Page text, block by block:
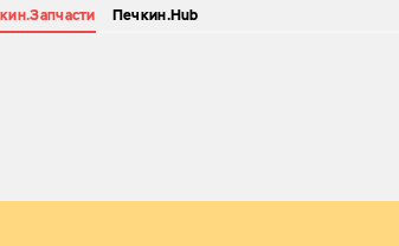
Печкин.Hub